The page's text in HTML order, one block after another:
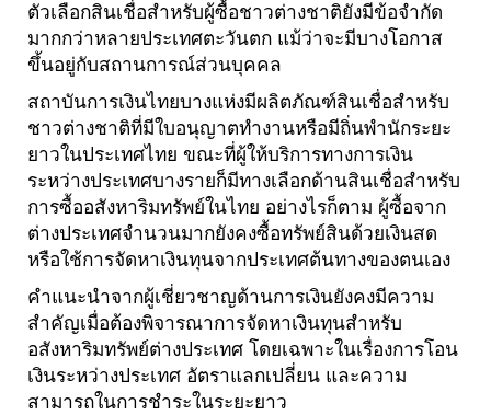
ตัวเลือกสินเชื่อสำหรับผู้ซื้อชาวต่างชาติยังมีข้อจำกัด
มากกว่าหลายประเทศตะวันตก แม้ว่าจะมีบางโอกาส
ขึ้นอยู่กับสถานการณ์ส่วนบุคคล
สถาบันการเงินไทยบางแห่งมีผลิตภัณฑ์สินเชื่อสำหรับ
ชาวต่างชาติที่มีใบอนุญาตทำงานหรือมีถิ่นพำนักระยะ
ยาวในประเทศไทย ขณะที่ผู้ให้บริการทางการเงิน
ระหว่างประเทศบางรายก็มีทางเลือกด้านสินเชื่อสำหรับ
การซื้ออสังหาริมทรัพย์ในไทย อย่างไรก็ตาม ผู้ซื้อจาก
ต่างประเทศจำนวนมากยังคงซื้อทรัพย์สินด้วยเงินสด
หรือใช้การจัดหาเงินทุนจากประเทศต้นทางของตนเอง
คำแนะนำจากผู้เชี่ยวชาญด้านการเงินยังคงมีความ
สำคัญเมื่อต้องพิจารณาการจัดหาเงินทุนสำหรับ
อสังหาริมทรัพย์ต่างประเทศ โดยเฉพาะในเรื่องการโอน
เงินระหว่างประเทศ อัตราแลกเปลี่ยน และความ
สามารถในการชำระในระยะยาว